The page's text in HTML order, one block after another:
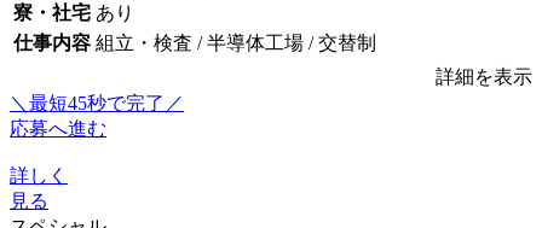
寮・社宅 あり
仕事内容 組立・検査 / 半導体工場 / 交替制
詳細を表示
＼最短45秒で完了／
応募へ進む
詳しく
見る